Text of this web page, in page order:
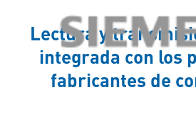
Lectura y
integrada con los
fabricantes de